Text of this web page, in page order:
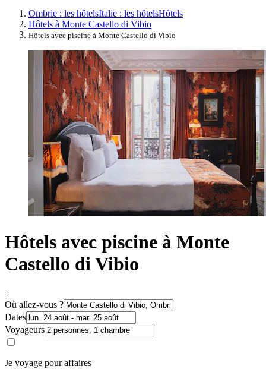
Ombrie : les hôtelsItalie : les hôtelsHôtels
Hôtels à Monte Castello di Vibio
Hôtels avec piscine à Monte Castello di Vibio
Hôtels avec piscine à Monte
Castello di Vibio
Où allez-vous ?
Dates
Voyageurs
Je voyage pour affaires